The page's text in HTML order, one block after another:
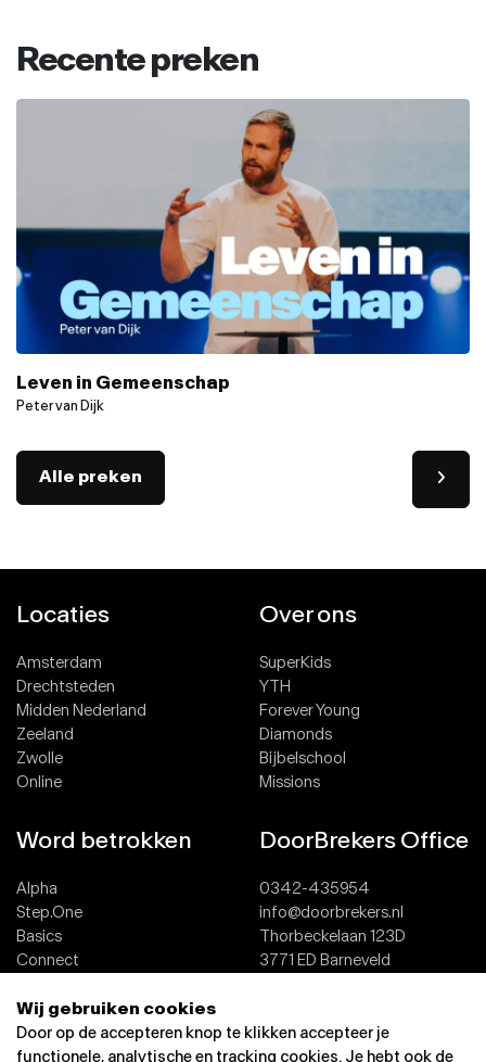
Recente preken
Leven in Gemeenschap
Peter van Dijk
Alle preken
Locaties
Amsterdam
Drechtsteden
Midden Nederland
Zeeland
Zwolle
Online
Over ons
SuperKids
YTH
Forever Young
Diamonds
Bijbelschool
Missions
Word betrokken
Alpha
Step.One
Basics
Connect
Dopen
DoorBrekers Office
0342-435954
info@doorbrekers.nl
Thorbeckelaan 123D
3771 ED Barneveld
Wij gebruiken cookies
Door op de accepteren knop te klikken accepteer je
functionele, analytische en tracking cookies. Je hebt ook de